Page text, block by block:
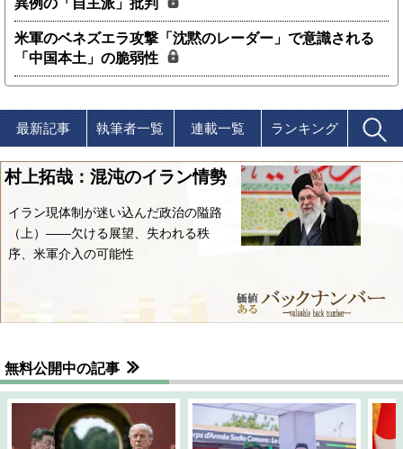
異例の「自主派」批判
米軍のベネズエラ攻撃「沈黙のレーダー」で意識される
「中国本土」の脆弱性
最新記事 執筆者一覧 連載一覧 ランキング
村上拓哉：混沌のイラン情勢
イラン現体制が迷い込んだ政治の隘路
（上）――欠ける展望、失われる秩
序、米軍介入の可能性
無料公開中の記事